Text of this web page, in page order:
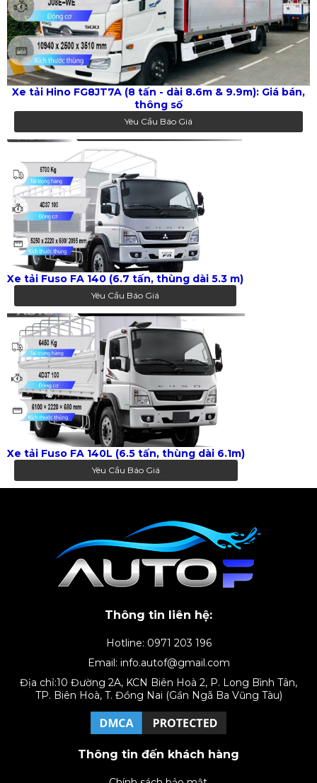
Xe tải Hino FG8JT7A (8 tấn - dài 8.6m & 9.9m): Giá bán,
thông số
Yêu Cầu Báo Giá
Xe tải Fuso FA 140 (6.7 tấn, thùng dài 5.3 m)
Yêu Cầu Báo Giá
Xe tải Fuso FA 140L (6.5 tấn, thùng dài 6.1m)
Yêu Cầu Báo Giá
Thông tin liên hệ:
Hotline: 0971 203 196
Email: info.autof@gmail.com
Địa chỉ:10 Đường 2A, KCN Biên Hoà 2, P. Long Bình Tân,
TP. Biên Hoà, T. Đồng Nai (Gần Ngã Ba Vũng Tàu)
Thông tin đến khách hàng